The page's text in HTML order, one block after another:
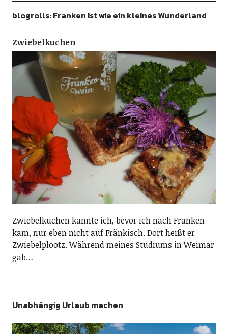
blogrolls: Franken ist wie ein kleines Wunderland
Zwiebelkuchen
Zwiebelkuchen kannte ich, bevor ich nach Franken
kam, nur eben nicht auf Fränkisch. Dort heißt er
Zwiebelplootz. Während meines Studiums in Weimar
gab…
Unabhängig Urlaub machen